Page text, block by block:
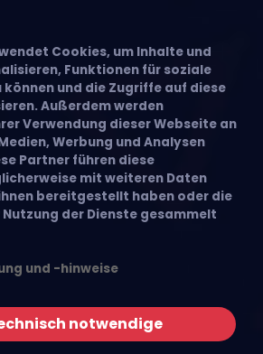
Cookies, um Inhalte und
Funktionen für soziale
können und die Zugriffe auf diese
Außerdem werden
Verwendung dieser Webseite an
Werbung und Analysen
Partner führen diese
mit weiteren Daten
bereitgestellt haben oder die
Nutzung der Dienste gesammelt
und -hinweise
notwendige